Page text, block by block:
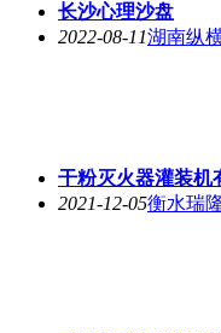
长沙心理沙盘
2022-08-11湖南纵
干粉灭火器灌装机
2021-12-05衡水瑞